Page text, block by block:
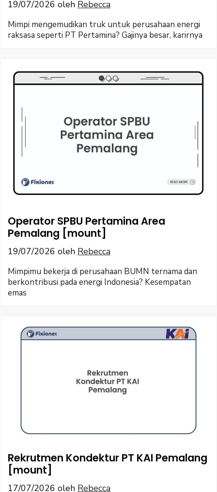
19/07/2026 oleh Rebecca
Mimpi mengemudikan truk untuk perusahaan energi
raksasa seperti PT Pertamina? Gajinya besar, karirnya
Operator SPBU Pertamina Area
Pemalang [mount]
19/07/2026 oleh Rebecca
Mimpimu bekerja di perusahaan BUMN ternama dan
berkontribusi pada energi Indonesia? Kesempatan
emas
Rekrutmen Kondektur PT KAI Pemalang
[mount]
17/07/2026 oleh Rebecca